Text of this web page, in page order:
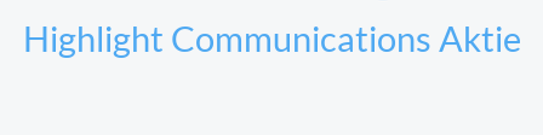
Highlight Communications Aktie